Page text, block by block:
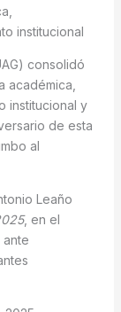
institucional
consolidó
académica,
institucional y
de esta
al
Leaño
, en el